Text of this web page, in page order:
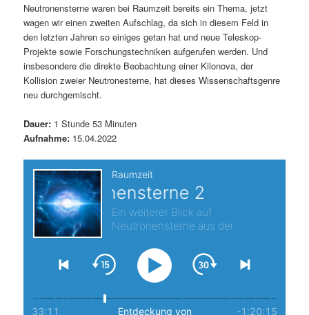
n
h
a
l
t
s
p
r
g
n
I
n
h
a
l
t
s
i
Neutronensterne waren bei Raumzeit bereits ein Thema, jetzt
wagen wir einen zweiten Aufschlag, da sich in diesem Feld in
den letzten Jahren so einiges getan hat und neue Teleskop-
Projekte sowie Forschungstechniken aufgerufen werden. Und
insbesondere die direkte Beobachtung einer Kilonova, der
Kollision zweier Neutronesterne, hat dieses Wissenschaftsgenre
neu durchgemischt.
Dauer: 1 Stunde 53 Minuten
Aufnahme: 15.04.2022